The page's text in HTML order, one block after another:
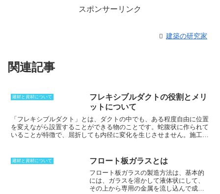
スポンサーリンク
建築の研究家
関連記事
建材と資材について
フレキシブルダクトの役割とメリ
ットについて
「フレキシブルダクト」とは 、ダクトの中でも、ある程度自由に位置
を変えながら設置することができる物のことです。蛇腹状に作られて
いることが特徴で、屈折しても内径に変化を生じさせません。施工性
も、樹脂やグラスウールといった素材の物もあり、設置状況によっ
て、ある程度選択することが可能です。換気といったことだけではな
く、連結部としても使用することができ、換気の際の振動や騒音の吸
収といったことにも利用されています。自由に位置を変えるというこ
とで、熱膨張したときの配管の伸縮を吸収させるという利用方法も行
建材と資材について フロート板ガラスとは
フロート板ガラスの製造方法は、基本的
には、ガラスを溶かして液体状にして、
その上から専用の金属を流し込んで成型